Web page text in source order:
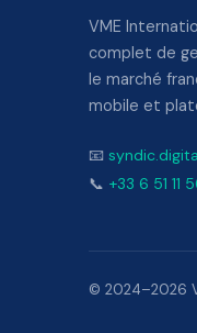
VME
complet de
le marché
mobile et
📧
📞 +33 6 51 11
© 2024–2026